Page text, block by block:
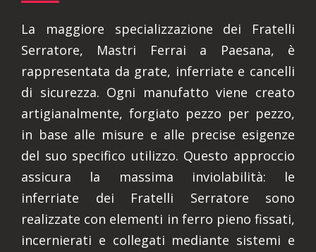
La maggiore specializzazione dei Fratelli
Serratore, Mastri Ferrai a Paesana, è
rappresentata da grate, inferriate e cancelli
di sicurezza. Ogni manufatto viene creato
artigianalmente, forgiato pezzo per pezzo,
in base alle misure e alle precise esigenze
del suo specifico utilizzo. Questo approccio
assicura la massima inviolabilità: le
inferriate dei Fratelli Serratore sono
realizzate con elementi in ferro pieno fissati,
incernierati e collegati mediante sistemi e